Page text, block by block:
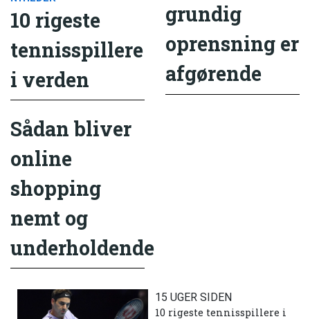
10 rigeste
tennisspillere
i verden
grundig
oprensning er
afgørende
Sådan bliver
online
shopping
nemt og
underholdende
15 UGER SIDEN
10 rigeste tennisspillere i